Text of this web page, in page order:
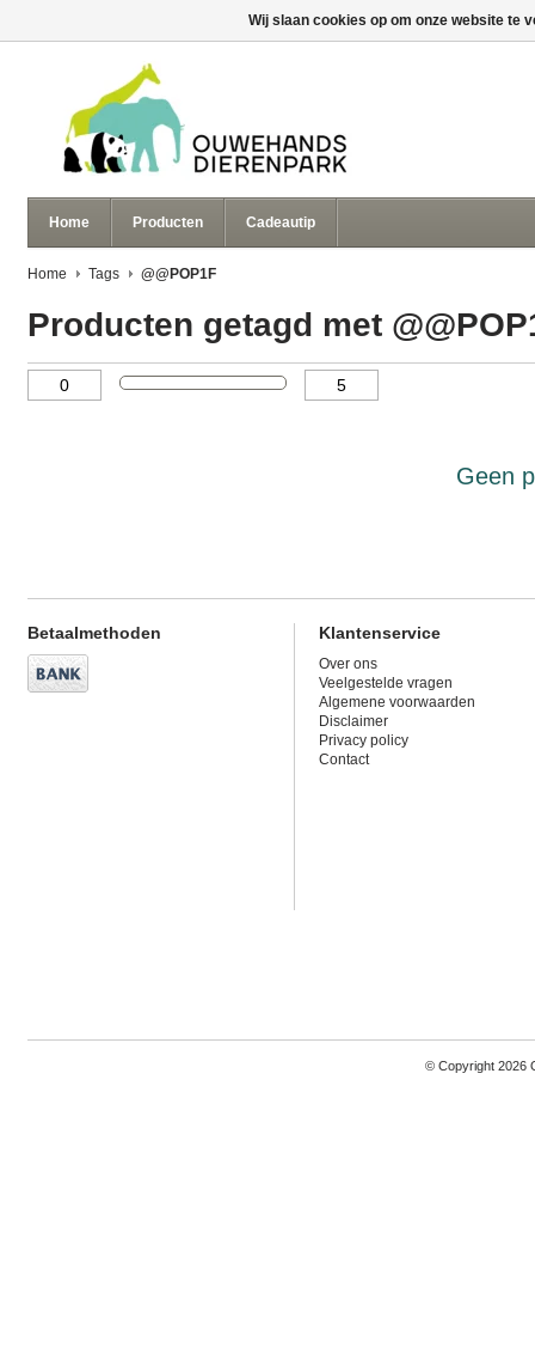
Home Producten Cadeautip
Home Tags @@POP1F
Producten getagd met
Geen
Betaalmethoden Klantenservice
Over ons
Veelgestelde vragen
Algemene voorwaarden
Disclaimer
Privacy policy
Contact
© Copyright 2026
Wij slaan cookies op om onze website te